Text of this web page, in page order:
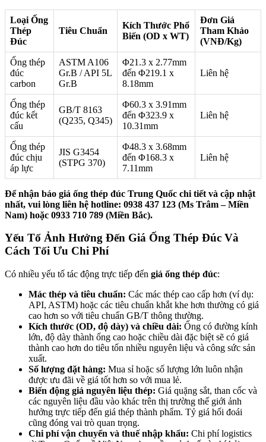
Loại Ống
Thép
Đúc
Tiêu Chuẩn
Kích Thước Phổ
Biến (OD x WT)
Đơn Giá
Tham Khảo
(VNĐ/Kg)
Ống thép
đúc
carbon
ASTM A106
Gr.B / API 5L
Gr.B
Φ21.3 x 2.77mm
đến Φ219.1 x
8.18mm
Liên hệ
Ống thép
đúc kết
cấu
GB/T 8163
(Q235, Q345)
Φ60.3 x 3.91mm
đến Φ323.9 x
10.31mm
Liên hệ
Ống thép
đúc chịu
áp lực
JIS G3454
(STPG 370)
Φ48.3 x 3.68mm
đến Φ168.3 x
7.11mm
Liên hệ
Để nhận báo giá ống thép đúc Trung Quốc chi tiết và cập nhật
nhất, vui lòng liên hệ hotline: 0938 437 123 (Ms Trâm – Miền
Nam) hoặc 0933 710 789 (Miền Bắc).
Yếu Tố Ảnh Hưởng Đến Giá Ống Thép Đúc Và
Cách Tối Ưu Chi Phí
Có nhiều yếu tố tác động trực tiếp đến giá ống thép đúc:
Mác thép và tiêu chuẩn: Các mác thép cao cấp hơn (ví dụ:
API, ASTM) hoặc các tiêu chuẩn khắt khe hơn thường có giá
cao hơn so với tiêu chuẩn GB/T thông thường.
Kích thước (OD, độ dày) và chiều dài: Ống có đường kính
lớn, độ dày thành ống cao hoặc chiều dài đặc biệt sẽ có giá
thành cao hơn do tiêu tốn nhiều nguyên liệu và công sức sản
xuất.
Số lượng đặt hàng: Mua sỉ hoặc số lượng lớn luôn nhận
được ưu đãi về giá tốt hơn so với mua lẻ.
Biến động giá nguyên liệu thép: Giá quặng sắt, than cốc và
các nguyên liệu đầu vào khác trên thị trường thế giới ảnh
hưởng trực tiếp đến giá thép thành phẩm. Tỷ giá hối đoái
cũng đóng vai trò quan trọng.
Chi phí vận chuyển và thuế nhập khẩu: Chi phí logistics